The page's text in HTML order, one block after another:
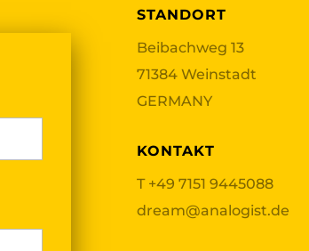
STANDORT
Beibachweg 13
71384 Weinstadt
GERMANY
KONTAKT
T +49 7151 9445088
dream@analogist.de